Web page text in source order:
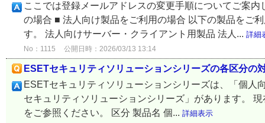
ここでは登録メールアドレスの変更手順についてご案
の場合 ■ 法人向け製品をご利用の場合 以下の製品をご
す。 法人向けサーバー・クライアント用製品 法人... 詳細
No：1115 公開日時：2026/03/13 13:14
ESETセキュリティソリューションシリーズの各区分の
ESETセキュリティソリューションシリーズは、「個
セキュリティソリューションシリーズ」があります。
をご参照ください。 区分 製品名 個... 詳細表示